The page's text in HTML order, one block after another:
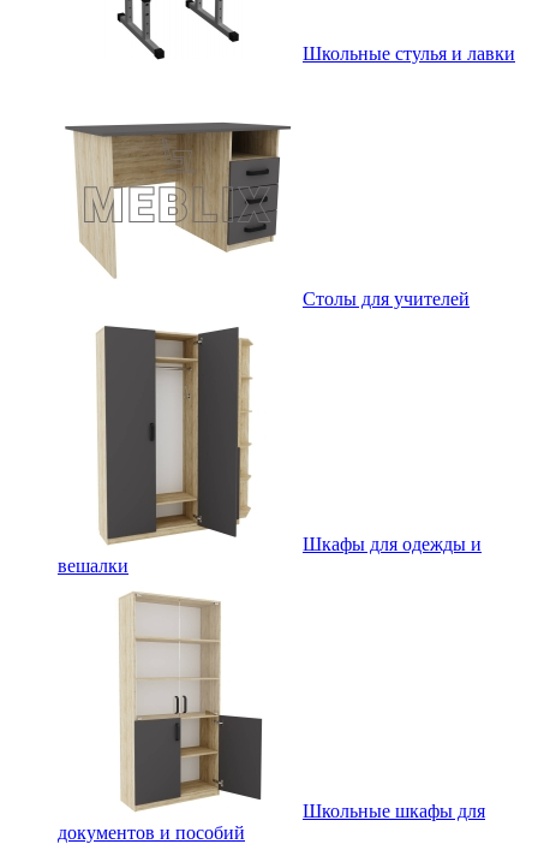
Школьные стулья и лавки
Столы для учителей
Шкафы для одежды и
вешалки
Школьные шкафы для
документов и пособий